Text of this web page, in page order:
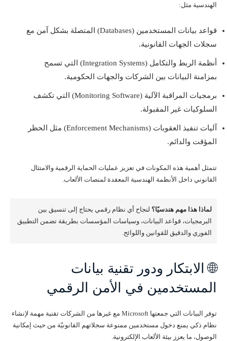
الهندسية مثل:
قواعد بيانات المستخدمين (Databases) المتصلة بشكل آمن مع
سجلات الجهات القانونية.
أنظمة الربط والتكامل (Integration Systems) التي تسمح
بمزامنة البيانات بين الشركات والجهات الحكومية.
برمجيات المراقبة الآلية (Monitoring Software) التي تكشف
السلوكيات غير المقبولة.
آليات تنفيذ العقوبات (Enforcement Mechanisms) مثل الحظر
المؤقت والدائم.
تتمثل أهمية هذه المكونات في تعزيز عمليات الحماية الرقمية والامتثال
القانوني داخل الأنظمة الهندسية المعقدة لمنصات الألعاب.
لماذا هذا مهم هندسيًا؟ لنجاح أي نظام رقمي يحتاج إلى تنسيق بين
البرمجيات، قواعد البيانات، وسياسات المؤسسات بطريقة تضمن التطبيق
الفوري والدقيق للقوانين واللوائح.
🌐 الابتكار ودور تقنية بيانات
المستخدمين في الأمن الرقمي
توفر البيانات التي جمعتها Microsoft مع غيرها من الشركات تقنية مهمة لإنشاء
نظام ذكي يمنع دخول مستخدمين ممنوعة سجلاتهم القانونيّة من حيث إمكانية
الوصول، ما يعزز بيئة الألعاب الإلكترونية.